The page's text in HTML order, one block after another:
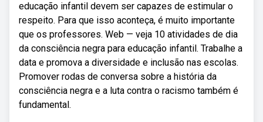
educação infantil devem ser capazes de estimular o
respeito. Para que isso aconteça, é muito importante
que os professores. Web — veja 10 atividades de dia
da consciência negra para educação infantil. Trabalhe a
data e promova a diversidade e inclusão nas escolas.
Promover rodas de conversa sobre a história da
consciência negra e a luta contra o racismo também é
fundamental.